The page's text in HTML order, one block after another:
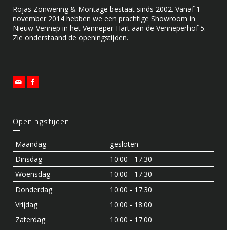
Rojas Zonwering & Montage bestaat sinds 2002. Vanaf 1
november 2014 hebben we een prachtige Showroom in
Nieuw-Vennep in het Venneper Hart aan de Venneperhof 5.
Zie onderstaand de openingstijden.
Openingstijden
Maandag
gesloten
Dinsdag
10:00 - 17:30
Woensdag
10:00 - 17:30
Donderdag
10:00 - 17:30
Vrijdag
10:00 - 18:00
Zaterdag
10:00 - 17:00